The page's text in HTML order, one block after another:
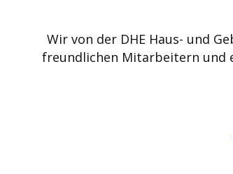
Wir von der DHE Haus- und
freundlichen Mitarbeitern und